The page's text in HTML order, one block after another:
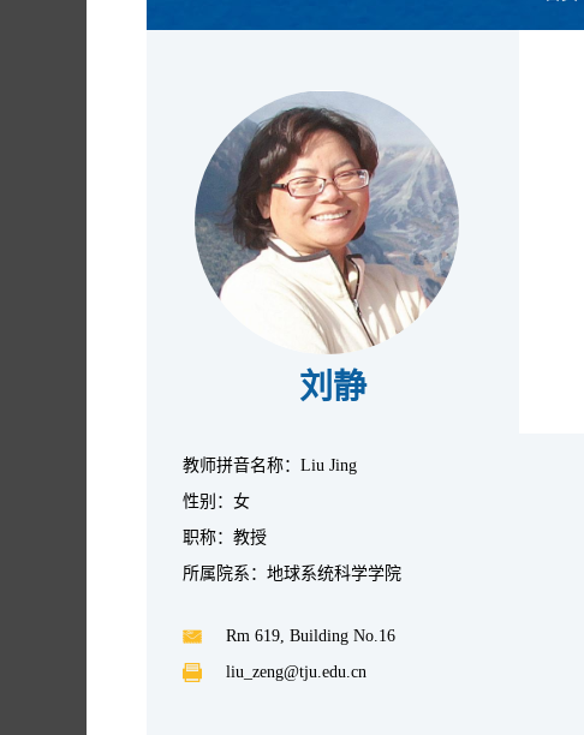
刘静
教师拼音名称：Liu Jing
性别：女
职称：教授
所属院系：地球系统科学学院
Rm 619, Building No.16
liu_zeng@tju.edu.cn